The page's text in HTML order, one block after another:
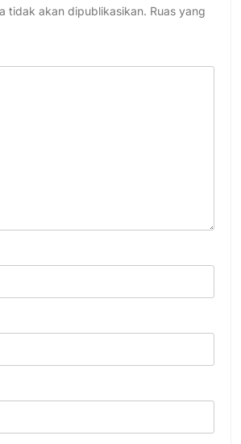
tidak akan dipublikasikan. Ruas yang